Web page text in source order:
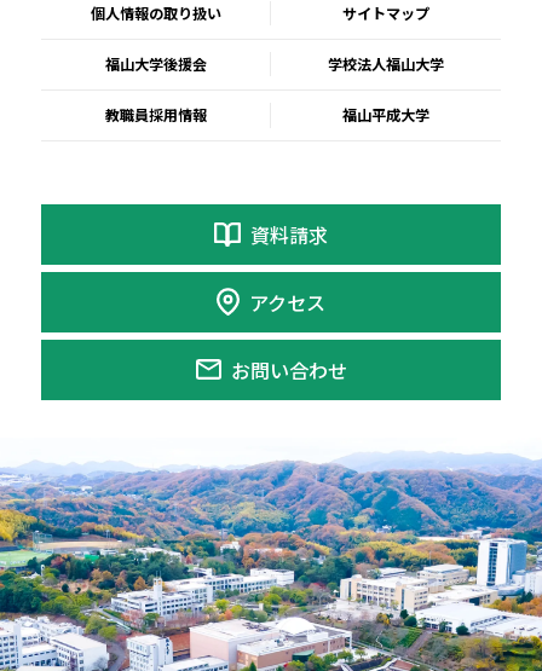
個人情報の取り扱い サイトマップ
福山大学後援会 学校法人福山大学
教職員採用情報 福山平成大学
資料請求
アクセス
お問い合わせ